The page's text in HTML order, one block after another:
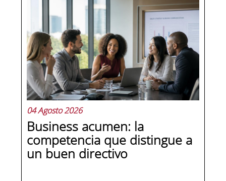
cambia de dirección estratégica, una
de las primeras preguntas que surgen
es: ¿cómo nos organizamos? La
respuesta no es trivial. La estructura
organizacional condiciona quién
decide qué, cómo fluye la información
y,...
04 Agosto 2026
Business acumen: la
competencia que distingue a
un buen directivo